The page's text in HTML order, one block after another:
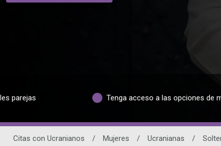
parejas Tenga acceso a las opciones de
Citas con Ucranianos / Mujeres / Ucranianas /